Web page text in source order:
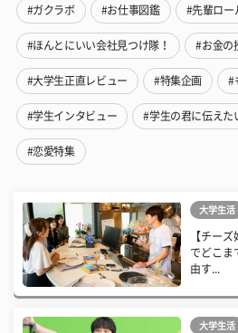
#ガクラボ #お仕事図鑑 #先輩ロー
#ほんとにいい会社見つけ隊！ #お金の
#大学生正直レビュー #特集企画 #
#学生インタビュー #学生の君に伝えた
#恋愛特集
大学生活
【チー
でどこま
由す...
大学生活